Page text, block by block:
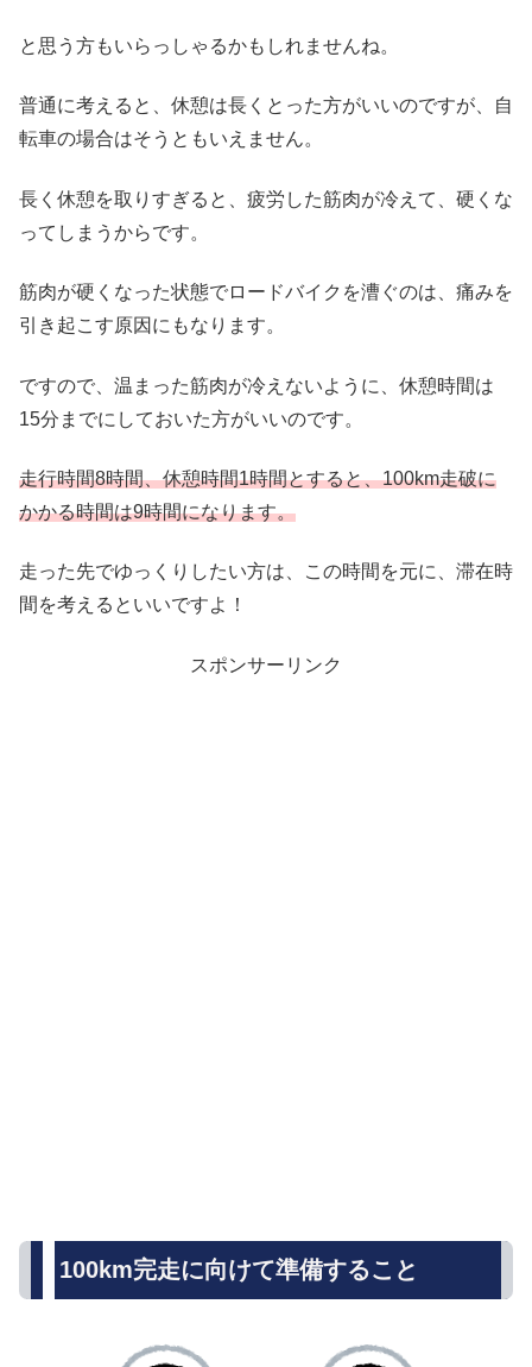
と思う方もいらっしゃるかもしれませんね。
普通に考えると、休憩は長くとった方がいいのですが、自
転車の場合はそうともいえません。
長く休憩を取りすぎると、疲労した筋肉が冷えて、硬くな
ってしまうからです。
筋肉が硬くなった状態でロードバイクを漕ぐのは、痛みを
引き起こす原因にもなります。
ですので、温まった筋肉が冷えないように、休憩時間は
15分までにしておいた方がいいのです。
走行時間8時間、休憩時間1時間とすると、100km走破に
かかる時間は9時間になります。
走った先でゆっくりしたい方は、この時間を元に、滞在時
間を考えるといいですよ！
スポンサーリンク
100km完走に向けて準備すること